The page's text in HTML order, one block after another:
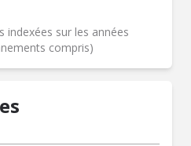
indexées sur les années
compris)